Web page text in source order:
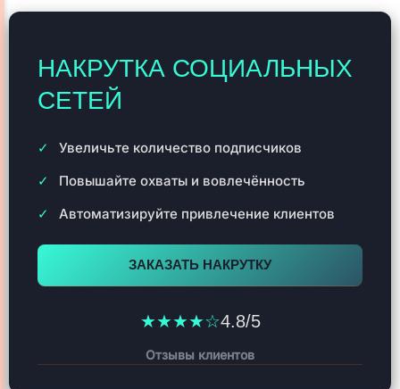
НАКРУТКА СОЦИАЛЬНЫХ
СЕТЕЙ
Увеличьте количество подписчиков
Повышайте охваты и вовлечённость
Автоматизируйте привлечение клиентов
ЗАКАЗАТЬ НАКРУТКУ
★★★★☆4.8/5
Отзывы клиентов